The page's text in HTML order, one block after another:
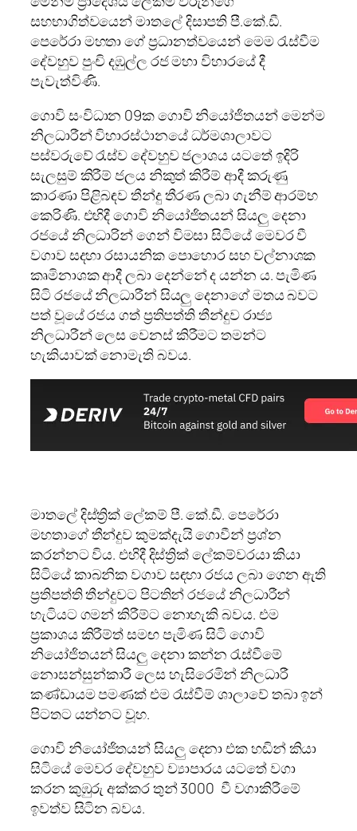
සහභාගිත්වයෙන් මාතලේ දිසාපති පී.කේ.ඩී.
පෙරේරා මහතා ගේ ප්‍රධානත්වයෙන් මෙම රැස්වීම
දේවහුව පුංචි දඹුල්ල රජ මහා විහාරයේ දී
පැවැත්විණි.
ගොවි සංවිධාන 09ක ගොවි නියෝජිතයන් මෙන්ම
නිලධාරීන් විහාරස්ථානයේ ධර්මශාලාවට
පස්වරුවේ රැස්ව දේවහුව ජලාශය යටතේ ඉදිරි
සැලසුම් කිරීම් ජලය නිකුත් කිරීම් ආදී කරුණු
කාරණා පිළිබඳව තීන්දු තීරණ ලබා ගැනීම් ආරම්භ
කෙරිණි. එහිදී ගොවි නියෝජිතයන් සියලු දෙනා
රජයේ නිලධාරින් ගෙන් විමසා සිටියේ මෙවර වී
වගාව සදහා රසායනික පොහොර සහ වල්නාශක
කෘමිනාශක ආදී ලබා දෙන්නේ ද යන්න ය. පැමිණ
සිටි රජයේ නිලධාරීන් සියලු දෙනාගේ මතය බවට
පත් වූයේ රජය ගත් ප්‍රතිපත්ති තීන්දුව රාජ්‍ය
නිලධාරීන් ලෙස වෙනස් කිරීමට තමන්ට
හැකියාවක් නොමැති බවය.
මාතලේ දිස්ත්‍රික් ලේකම් පී. කේ.ඩී. පෙරේරා
මහතාගේ තීන්දුව කුමක්දැයි ගොවීන් ප්‍රශ්න
කරන්නට විය. එහිදී දිස්ත්‍රික් ලේකම්වරයා කියා
සිටියේ කාබනික වගාව සඳහා රජය ලබා ගෙන ඇති
ප්‍රතිපත්ති තීන්දුවට පිටතින් රජයේ නිලධාරීන්
හැටියට ගමන් කිරීම්ට නොහැකි බවය. එම
ප්‍රකාශය කිරීම්ත් සමඟ පැමිණ සිටි ගොවි
නියෝජිතයන් සියලු දෙනා කන්න රැස්වීමේ
නොසන්සුන්කාරී ලෙස හැසිරෙමින් නිලධාරී
කණ්ඩායම පමණක් එම රැස්වීම් ශාලාවේ තබා ඉන්
පිටතට යන්නට වූහ.
ගොවි නියෝජිතයන් සියලු දෙනා එක හඬින් කියා
සිටියේ මෙවර දේවහුව ව්‍යාපාරය යටතේ වගා
කරන කුඹුරු අක්කර තුන් 3000 වී වගාකිරීමේ
ඉවත්ව සිටින බවය.